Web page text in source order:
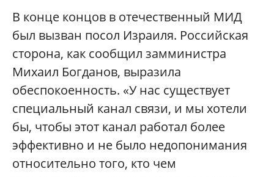
В конце концов в отечественный МИД
был вызван посол Израиля. Российская
сторона, как сообщил замминистра
Михаил Богданов, выразила
обеспокоенность. «У нас существует
специальный канал связи, и мы хотели
бы, чтобы этот канал работал более
эффективно и не было недопонимания
относительно того, кто чем